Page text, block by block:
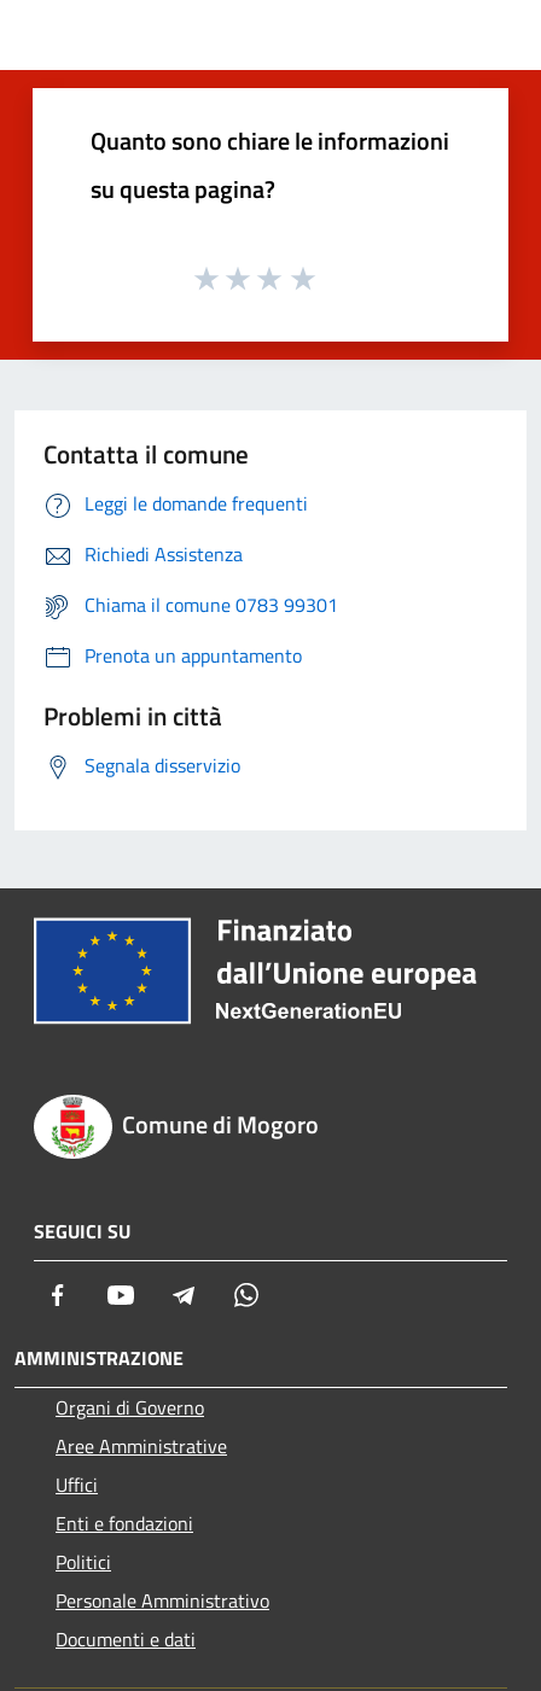
Quanto sono chiare le informazioni
su questa pagina?
Contatta il comune
Leggi le domande frequenti
Richiedi Assistenza
Chiama il comune 0783 99301
Prenota un appuntamento
Problemi in città
Segnala disservizio
Comune di Mogoro
SEGUICI SU
Facebook Youtube Telegram
AMMINISTRAZIONE
Organi di Governo
Aree Amministrative
Uffici
Enti e fondazioni
Politici
Personale Amministrativo
Documenti e dati